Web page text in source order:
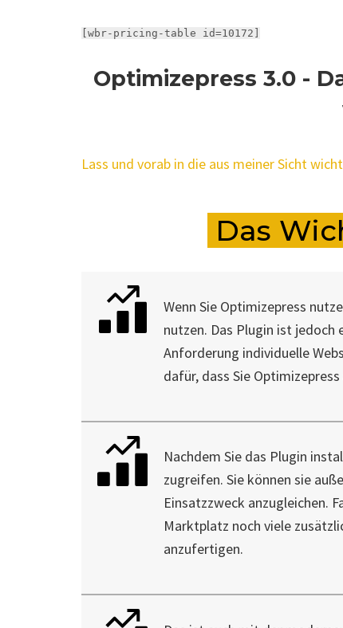
[wbr-pricing-table id=10172]
Optimizepress 3.0 -
Lass und vorab in die aus meiner Sicht
Das
Wenn Sie Optimizepress
nutzen. Das Plugin ist jedoch
Anforderung individuelle
dafür, dass Sie
Nachdem Sie das Plugin
zugreifen. Sie können sie
Einsatzzweck anzugleichen.
Marktplatz noch viele
anzufertigen.